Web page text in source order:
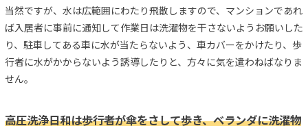
当然ですが、水は広範囲にわたり飛散しますので、マンションであれ
ば入居者に事前に通知して作業日は洗濯物を干さないようお願いした
り、駐車してある車に水が当たらないよう、車カバーをかけたり、歩
行者に水がかからないよう誘導したりと、方々に気を遣わねばなりま
せん。
高圧洗浄日和は歩行者が傘をさして歩き、ベランダに洗濯物